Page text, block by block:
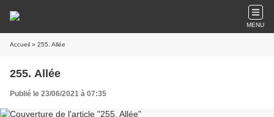
MENU
Accueil » 255. Allée
255. Allée
Publié le 23/06/2021 à 07:35